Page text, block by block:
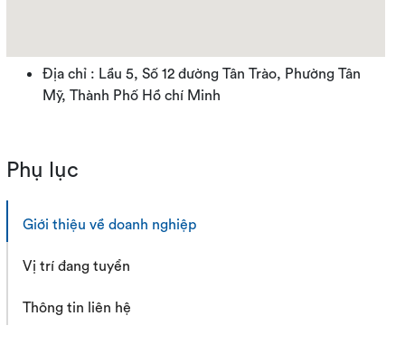
Địa chỉ : Lầu 5, Số 12 đường Tân Trào, Phường Tân
Mỹ, Thành Phố Hồ chí Minh
Phụ lục
Giới thiệu về doanh nghiệp
Vị trí đang tuyển
Thông tin liên hệ